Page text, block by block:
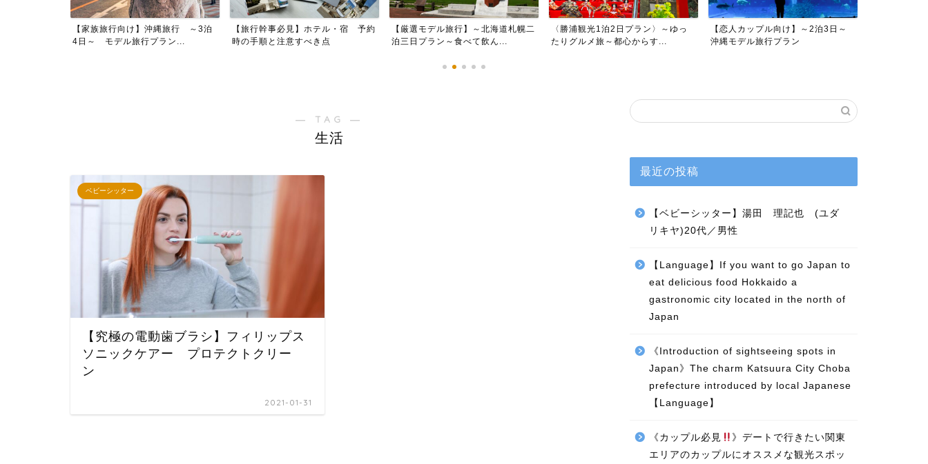
【旅行幹事必見】ホテル・宿 予約
時の手順と注意すべき点
【厳選モデル旅行】～北海道札幌二
泊三日プラン～食べて飲ん...
〈勝浦観光1泊2日プラン〉～ゆっ
たりグルメ旅～都心からす...
【恋人カップル向け】～2泊3日～
沖縄モデル旅行プラン
【家族旅行向け】沖縄旅行 ～3泊
4日～ モデル旅行プラン...
― TAG ―
生活
ベビーシッター
【究極の電動歯ブラシ】フィリップス
ソニックケアー プロテクトクリー
ン
2021-01-31
最近の投稿
【ベビーシッター】湯田 理記也 (ユダ
リキヤ)20代／男性
【Language】If you want to go Japan to
eat delicious food Hokkaido a
gastronomic city located in the north of
Japan
《Introduction of sightseeing spots in
Japan》The charm Katsuura City Choba
prefecture introduced by local Japanese
【Language】
《カップル必見
》デートで行きたい関東
エリアのカップルにオススメな観光スポッ